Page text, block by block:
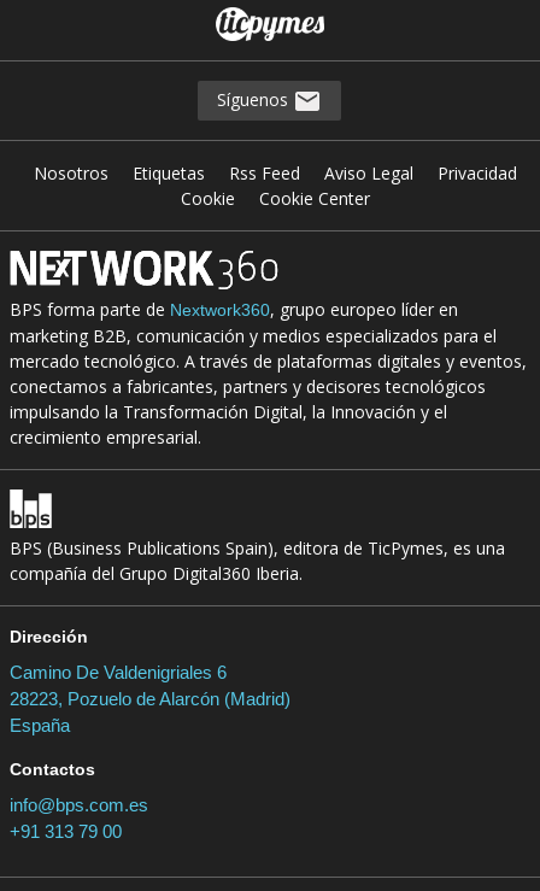
Síguenos
Nosotros Etiquetas Rss Feed Aviso Legal
Privacidad
Cookie
Cookie Center
BPS forma parte de Nextwork360, grupo europeo líder en
marketing B2B, comunicación y medios especializados para el
mercado tecnológico. A través de plataformas digitales y eventos,
conectamos a fabricantes, partners y decisores tecnológicos
impulsando la Transformación Digital, la Innovación y el
crecimiento empresarial.
BPS (Business Publications Spain), editora de TicPymes, es una
compañía del Grupo Digital360 Iberia.
Dirección
Camino De Valdenigriales 6
28223, Pozuelo de Alarcón (Madrid)
España
Contactos
info@bps.com.es
+91 313 79 00